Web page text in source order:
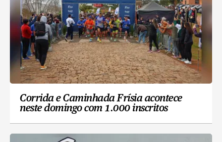
Corrida e Caminhada Frísia acontece
neste domingo com 1.000 inscritos